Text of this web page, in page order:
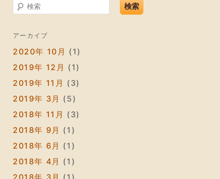
検索
アーカイブ
2020年 10月 (1)
2019年 12月 (1)
2019年 11月 (3)
2019年 3月 (5)
2018年 11月 (3)
2018年 9月 (1)
2018年 6月 (1)
2018年 4月 (1)
2018年 3月 (1)